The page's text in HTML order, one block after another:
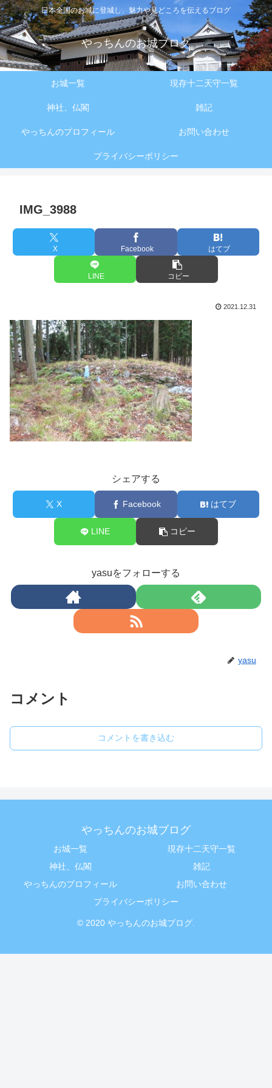
日本全国のお城に登城し、魅力や見どころを伝えるブログ
やっちんのお城ブログ
お城一覧 現存十二天守一覧
神社、仏閣 雑記
やっちんのプロフィール お問い合わせ
プライバシーポリシー
IMG_3988
X Facebook はてブ
LINE コピー
2021.12.31
シェアする
X Facebook はてブ
LINE コピー
yasuをフォローする
yasu
コメント
コメントを書き込む
やっちんのお城ブログ
お城一覧
現存十二天守一覧
神社、仏閣
雑記
やっちんのプロフィール
お問い合わせ
プライバシーポリシー
© 2020 やっちんのお城ブログ.